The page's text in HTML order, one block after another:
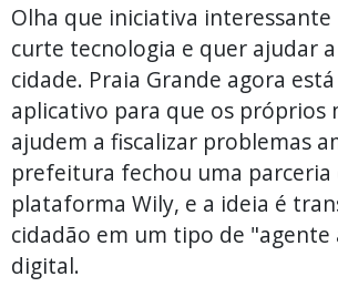
Olha que iniciativa
curte tecnologia e quer ajudar
cidade. Praia Grande agora
aplicativo para que os próprios
ajudem a fiscalizar problemas
prefeitura fechou uma parceria
plataforma Wily, e a ideia é
cidadão em um tipo de
digital.